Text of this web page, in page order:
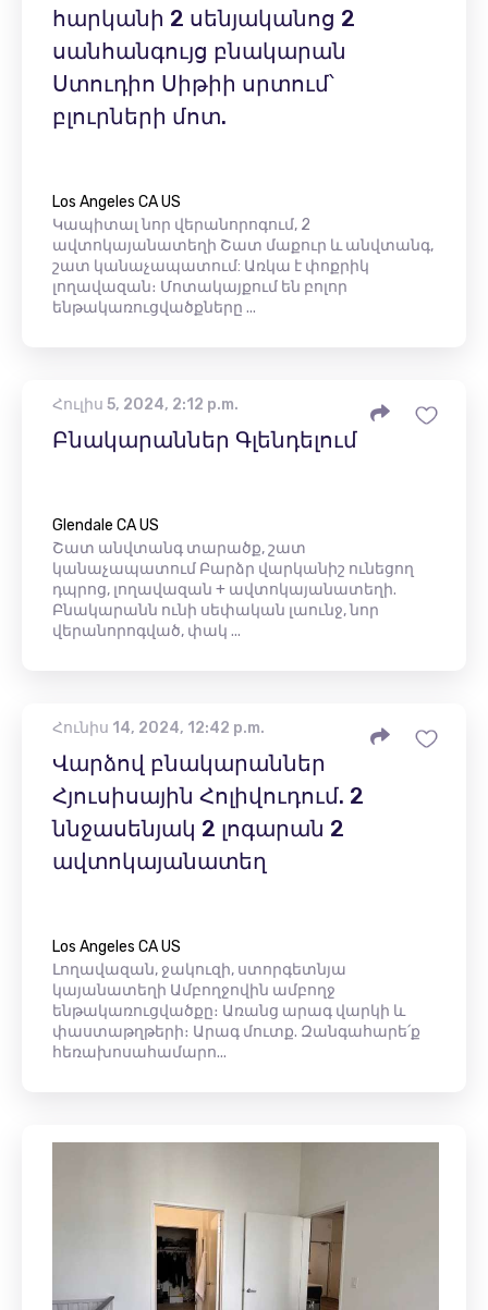
հարկանի 2 սենյականոց 2
սանհանգույց բնակարան
Ստուդիո Սիթիի սրտում՝
բլուրների մոտ.
Los Angeles CA US
Կապիտալ նոր վերանորոգում, 2
ավտոկայանատեղի Շատ մաքուր և անվտանգ,
շատ կանաչապատում: Առկա է փոքրիկ
լողավազան։ Մոտակայքում են բոլոր
ենթակառուցվածքները ...
Հուլիս 5, 2024, 2:12 p.m.
Բնակարաններ Գլենդելում
Glendale CA US
Շատ անվտանգ տարածք, շատ
կանաչապատում Բարձր վարկանիշ ունեցող
դպրոց, լողավազան + ավտոկայանատեղի.
Բնակարանն ունի սեփական լաունջ, նոր
վերանորոգված, փակ ...
Հունիս 14, 2024, 12:42 p.m.
Վարձով բնակարաններ
Հյուսիսային Հոլիվուդում. 2
ննջասենյակ 2 լոգարան 2
ավտոկայանատեղ
Los Angeles CA US
Լողավազան, ջակուզի, ստորգետնյա
կայանատեղի Ամբողջովին ամբողջ
ենթակառուցվածքը։ Առանց արագ վարկի և
փաստաթղթերի։ Արագ մուտք. Զանգահարե՛ք
հեռախոսահամարո...